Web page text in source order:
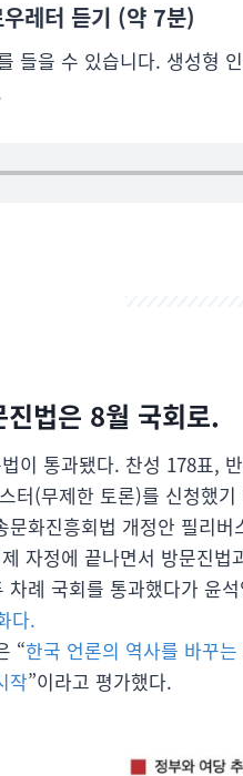
레터 듣기 (약 7분)
들을 수 있습니다. 생성형
법은 8월 국회로.
이 통과됐다. 찬성 178표,
터(무제한 토론)를 신청했
문화진흥회법 개정안 필리버
자정에 끝나면서 방문진
차례 국회를 통과했다가 윤
다.
“한국 언론의 역사를 바꾸
작”이라고 평가했다.